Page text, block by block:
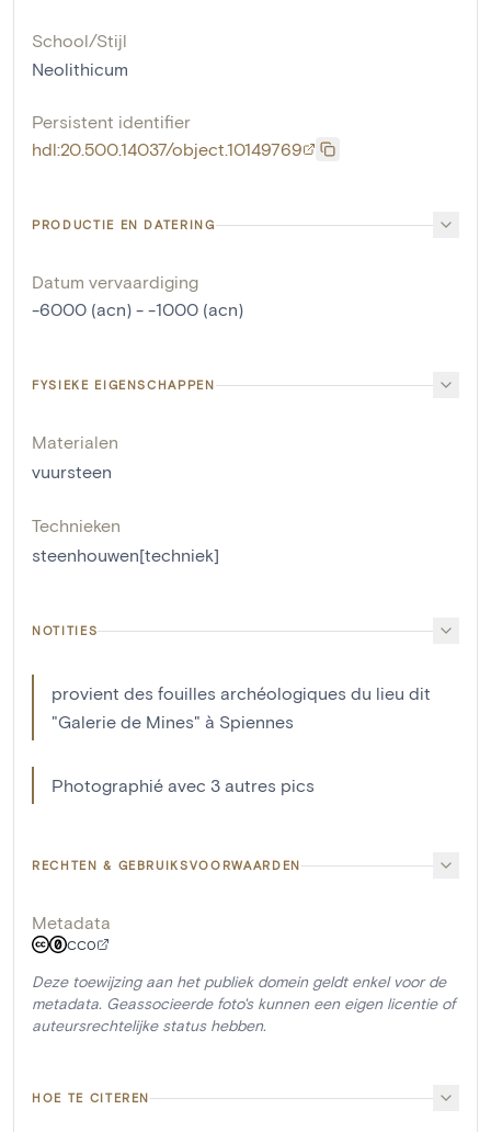
School/Stijl
Neolithicum
Persistent identifier
hdl:20.500.14037/object.10149769
PRODUCTIE EN DATERING
Datum vervaardiging
-6000 (acn) - -1000 (acn)
FYSIEKE EIGENSCHAPPEN
Materialen
vuursteen
Technieken
steenhouwen[techniek]
NOTITIES
provient des fouilles archéologiques du lieu dit
"Galerie de Mines" à Spiennes
Photographié avec 3 autres pics
RECHTEN & GEBRUIKSVOORWAARDEN
Metadata
CC0
Deze toewijzing aan het publiek domein geldt enkel voor de
metadata. Geassocieerde foto's kunnen een eigen licentie of
auteursrechtelijke status hebben.
HOE TE CITEREN